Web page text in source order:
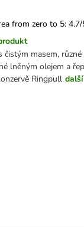
from zero to 5: 4.7/
masem,
lněným olejem a
Ringpull další